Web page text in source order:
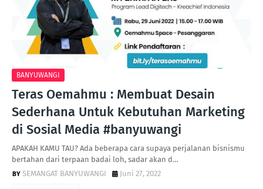
BANYUWANGI
Teras Oemahmu : Membuat Desain
Sederhana Untuk Kebutuhan Marketing
di Sosial Media #banyuwangi
APAKAH KAMU TAU? Ada beberapa cara supaya perjalanan bisnismu
bertahan dari terpaan badai loh, sadar akan d…
SEMANGAT BANYUWANGI
Juni 27, 2022